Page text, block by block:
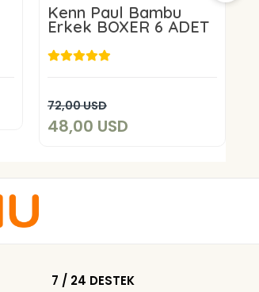
Kenn Paul Bambu
Erkek BOXER 6 ADET
72,00 USD
48,00 USD
7 / 24 DESTEK